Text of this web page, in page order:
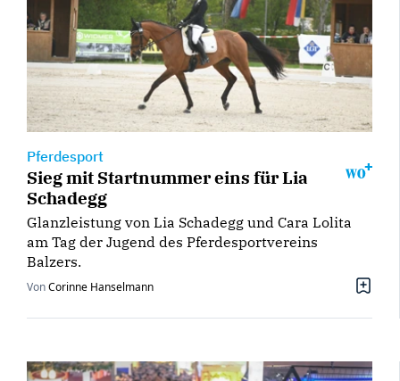
Pferdesport
Sieg mit Startnummer eins für Lia
Schadegg
Glanzleistung von Lia Schadegg und Cara Lolita
am Tag der Jugend des Pferdesportvereins
Balzers.
VonCorinne Hanselmann